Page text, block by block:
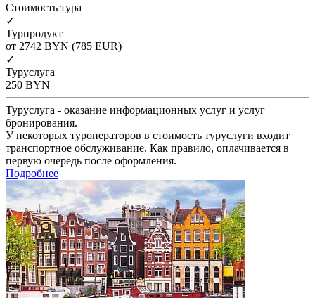
Cтоимость тура
✓
Турпродукт
от 2742 BYN (785 EUR)
✓
Туруслуга
250 BYN
Туруслуга - оказание информационных услуг и услуг
бронирования.
У некоторых туроператоров в стоимость туруслуги входит
транспортное обслуживание. Как правило, оплачивается в
первую очередь после оформления.
Подробнее